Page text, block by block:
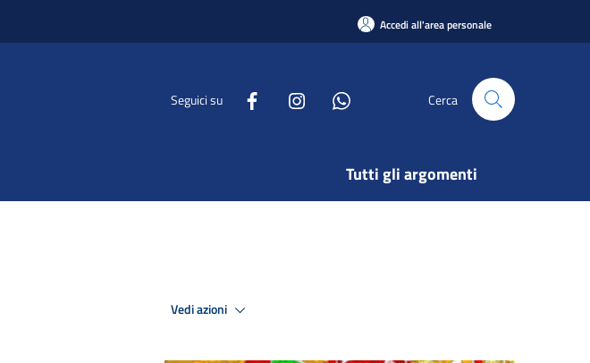
Accedi all'area personale
Seguici su Cerca
Tutti gli argomenti
Vedi azioni